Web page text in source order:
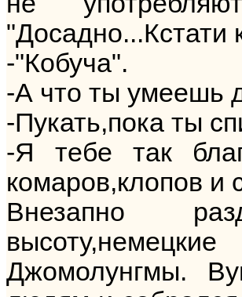
"Досадно...Кстати
-"Кобуча".
-А что ты умеешь
-Пукать,пока ты
-Я тебе так
комаров,клопов и
Внезапно
Джомолунгмы.